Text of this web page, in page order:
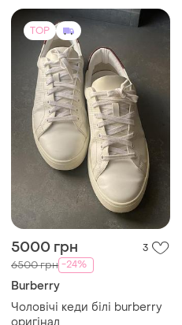
TOP
5000 грн 3
6500 грн -24%
Burberry
Чоловічі кеди білі burberry